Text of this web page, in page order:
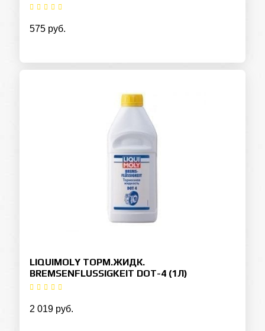
575 руб.
LIQUIMOLY ТОРМ.ЖИДК.
BREMSENFLUSSIGKEIT DOT-4 (1Л)
2 019 руб.